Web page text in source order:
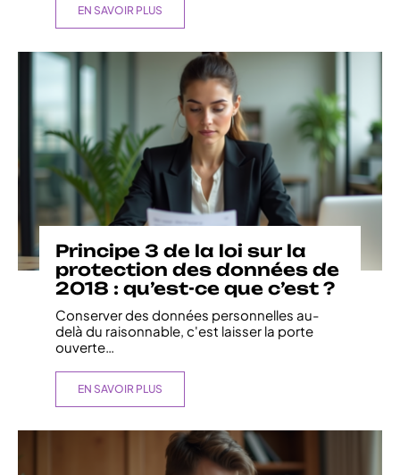
EN SAVOIR PLUS
Principe 3 de la loi sur la
protection des données de
2018 : qu’est-ce que c’est ?
Conserver des données personnelles au-
delà du raisonnable, c'est laisser la porte
ouverte
EN SAVOIR PLUS